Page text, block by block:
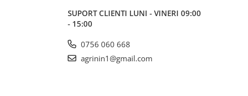
SUPORT CLIENTI LUNI - VINERI 09:00
- 15:00
0756 060 668
agrinin1@gmail.com